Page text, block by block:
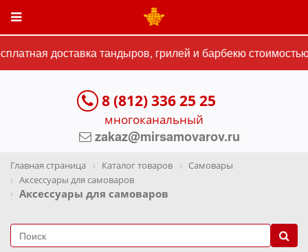
доставка тандыров, грилей и барбекю
8 (812) 336 25 25
многоканальный
zakaz@mirsamovarov.ru
Главная страница Каталог товаров
Самовары
Аксессуары для самоваров
Аксессуары для самоваров